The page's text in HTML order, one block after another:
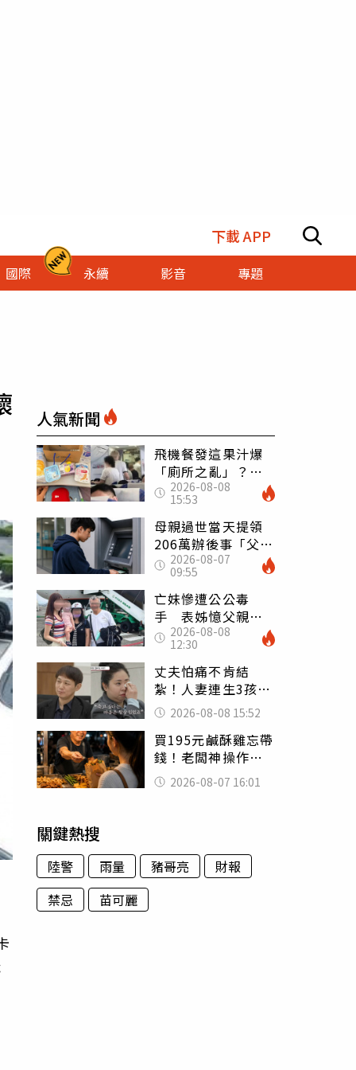
下載 APP
國際 永續 影音 專題
人氣新聞
飛機餐發這果汁爆
「廁所之亂」？乘
客崩潰：差點丟大
臉 醫揭3類人別亂
喝
2026-08-08
15:53
母親過世當天提領
206萬辦後事「父子
遭判刑」 律師：
搶錢先下手是罪
2026-08-07
09:55
亡妹慘遭公公毒
手 表姊憶父親節
前夕：小舅舅仍到
殯儀館陪她說話
2026-08-08
12:30
丈夫怕痛不肯結
紮！人妻連生3孩
控遭家暴淚喊：真
的好累
2026-08-08 15:52
買195元鹹酥雞忘帶
錢！老闆神操作
「倒找5元」 全網
看哭：這就是台灣
2026-08-07 16:01
關鍵熱搜
陸警 雨量 豬哥亮
財報
禁忌
苗可麗